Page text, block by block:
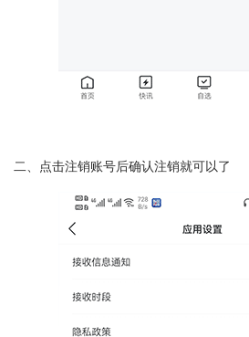
二、点击注销账号后确认注销就可以了